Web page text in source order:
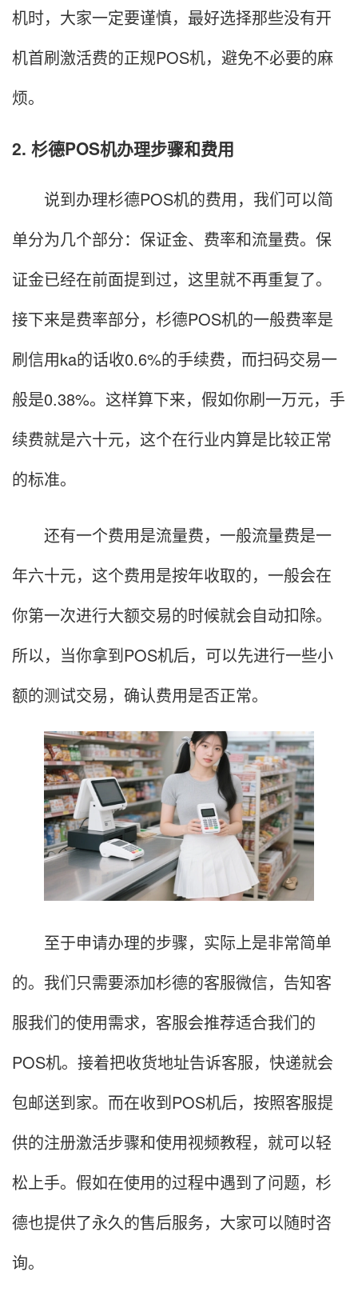
机时，大家一定要谨慎，最好选择那些没有开
机首刷激活费的正规POS机，避免不必要的麻
烦。
2. 杉德POS机办理步骤和费用
说到办理杉德POS机的费用，我们可以简
单分为几个部分：保证金、费率和流量费。保
证金已经在前面提到过，这里就不再重复了。
接下来是费率部分，杉德POS机的一般费率是
刷信用ka的话收0.6%的手续费，而扫码交易一
般是0.38%。这样算下来，假如你刷一万元，手
续费就是六十元，这个在行业内算是比较正常
的标准。
还有一个费用是流量费，一般流量费是一
年六十元，这个费用是按年收取的，一般会在
你第一次进行大额交易的时候就会自动扣除。
所以，当你拿到POS机后，可以先进行一些小
额的测试交易，确认费用是否正常。
至于申请办理的步骤，实际上是非常简单
的。我们只需要添加杉德的客服微信，告知客
服我们的使用需求，客服会推荐适合我们的
POS机。接着把收货地址告诉客服，快递就会
包邮送到家。而在收到POS机后，按照客服提
供的注册激活步骤和使用视频教程，就可以轻
松上手。假如在使用的过程中遇到了问题，杉
德也提供了永久的售后服务，大家可以随时咨
询。